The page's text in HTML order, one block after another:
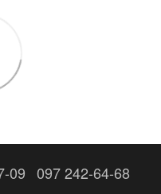
09 097 242-64-68